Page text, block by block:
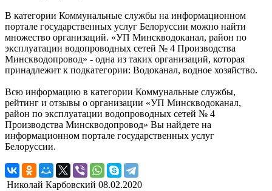
В категории Коммунальные службы на информационном
портале государственных услуг Белоруссии можно найти
множество организаций. «УП Минскводоканал, район по
эксплуатации водопроводных сетей № 4 Производства
Минскводопровод» - одна из таких организаций, которая
принадлежит к подкатегории: Водоканал, водное хозяйство.
Всю информацию в категории Коммунальные службы,
рейтинг и отзывы о организации «УП Минскводоканал,
район по эксплуатации водопроводных сетей № 4
Производства Минскводопровод» Вы найдете на
информационном портале государственных услуг
Белоруссии.
Николай Карбовский 08.02.2020